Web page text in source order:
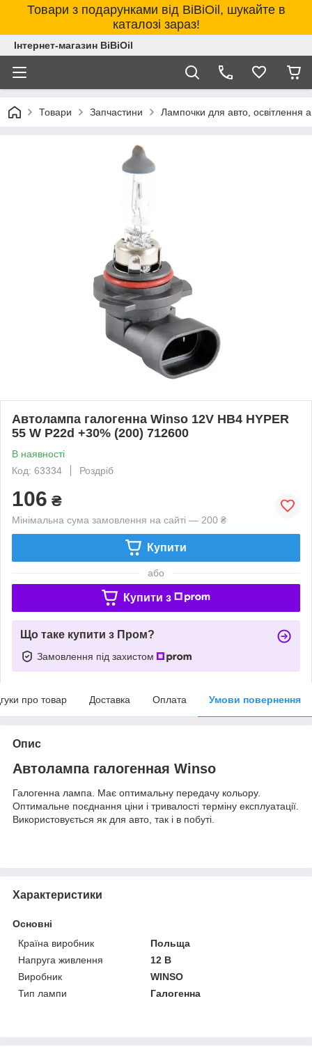
Товари з подарунками від BiBiOil, шукайте в
каталозі зараз!
Інтернет-магазин BiBiOil
Товари Запчастини Лампочки для авто, освітлення
Автолампа галогенна Winso 12V HB4 HYPER
55 W P22d +30% (200) 712600
В наявності
Код: 63334
Роздріб
106 ₴
Мінімальна сума замовлення на сайті — 200 ₴
Купити
або
Купити з
Що таке купити з Пром?
Замовлення під захистом
про товар Доставка Оплата Умови повернення
Опис
Автолампа галогенная Winso
Галогенна лампа. Має оптимальну передачу кольору.
Оптимальне поєднання ціни і тривалості терміну експлуатації.
Використовується як для авто, так і в побуті.
Характеристики
Основні
Країна виробник
Польща
Напруга живлення
12 В
Виробник
WINSO
Тип лампи
Галогенна